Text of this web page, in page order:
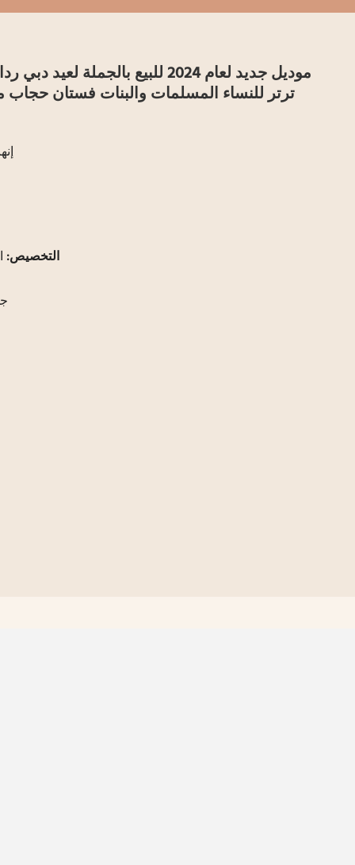
موديل جديد لعام 2024 للبيع
ترتر للنساء المسلمات والبنات فستان
التخصيص: